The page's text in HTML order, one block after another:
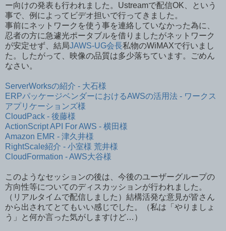
ー向けの発表も行われました。Ustreamで配信OK、という
事で、例によってビデオ担いで行ってきました。
事前にネットワークを使う事を連絡していなかった為に、
忍者の方に急遽光ポータブルを借りましたがネットワーク
が安定せず、結局JAWS-UG会長私物のWiMAXで行いまし
た。したがって、映像の品質は多少落ちています。ごめん
なさい。
ServerWorksの紹介 - 大石様
ERPパッケージベンダーにおけるAWSの活用法 - ワークス
アプリケーションズ様
CloudPack - 後藤様
ActionScript API For AWS - 横田様
Amazon EMR - 津久井様
RightScale紹介 - 小室様 荒井様
CloudFormation - AWS大谷様
このようなセッションの後は、今後のユーザーグループの
方向性等についてのディスカッションが行われました。
（リアルタイムで配信しました）結構活発な意見が皆さん
から出されてとてもいい感じでした。（私は「やりましょ
う」と何か言った気がしますけど…）